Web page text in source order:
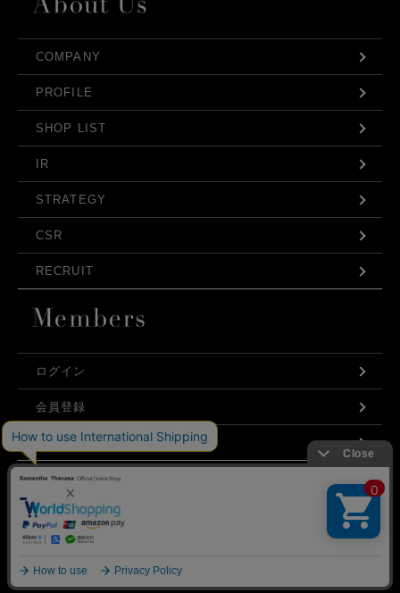
COMPANY
PROFILE
SHOP LIST
IR
STRATEGY
CSR
RECRUIT
ログイン
会員登録
利用規約
お問い合わせ
プライバシーポリシー
©Samantha Thavasa Japan Limited
弊社はCookieを利用し、Webの利便性向上に努め
ております。「承諾する」をクリックしていただ
くと、お客様に最適な内容を提供することが可能
ご覧ください。
承諾する